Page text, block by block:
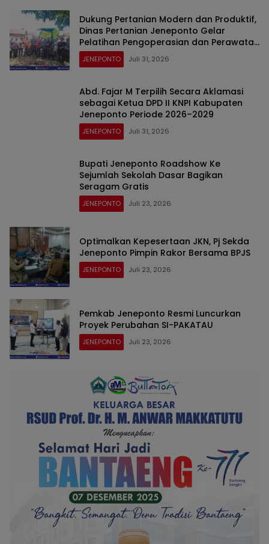
Dukung Pertanian Modern dan Produktif,
Dinas Pertanian Jeneponto Gelar
Pelatihan Pengoperasian dan Perawatan
Alsintan TR4 ARBOS di Bulujaya
JENEPONTO Juli 31, 2026
Abd. Fajar M Terpilih Secara Aklamasi
sebagai Ketua DPD II KNPI Kabupaten
Jeneponto Periode 2026–2029
JENEPONTO Juli 31, 2026
Bupati Jeneponto Roadshow Ke
Sejumlah Sekolah Dasar Bagikan
Seragam Gratis
JENEPONTO Juli 23, 2026
Optimalkan Kepesertaan JKN, Pj Sekda
Jeneponto Pimpin Rakor Bersama BPJS
JENEPONTO Juli 23, 2026
Pemkab Jeneponto Resmi Luncurkan
Proyek Perubahan SI-PAKATAU
JENEPONTO Juli 23, 2026